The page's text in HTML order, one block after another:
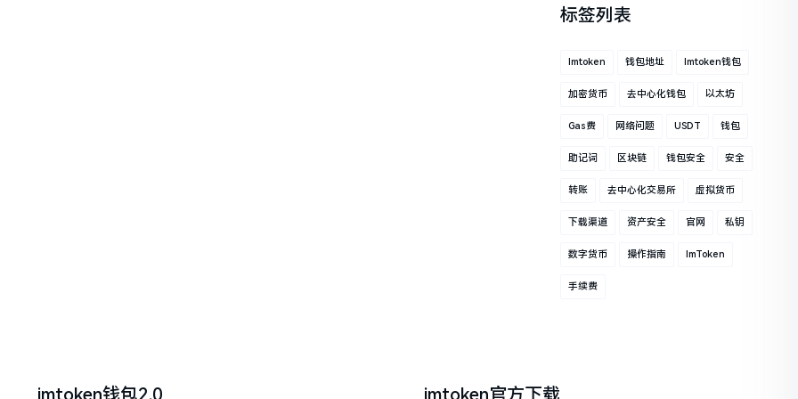
标签列表
Imtoken 钱包地址 Imtoken钱包
加密货币 去中心化钱包 以太坊
Gas费 网络问题 USDT 钱包
助记词 区块链 钱包安全 安全
转账 去中心化交易所 虚拟货币
下载渠道 资产安全 官网 私钥
数字货币 操作指南 ImToken
手续费